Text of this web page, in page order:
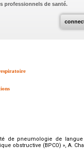
professionnels de santé.
de pneumologie de
obstructive (BPCO) », A.